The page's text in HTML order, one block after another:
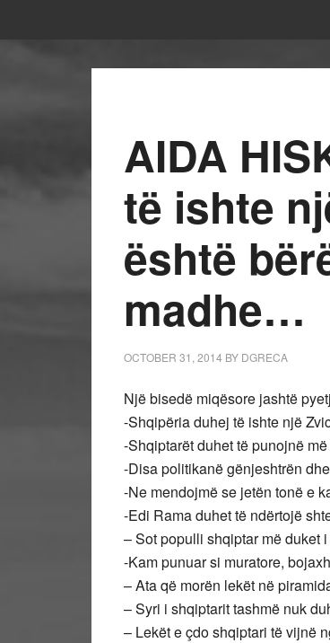
AIDA
të ishte
është
madhe…
OCTOBER 31, 2014 BY DGRECA
Një bisedë miqësore jashtë
-Shqipëria duhej të ishte një
-Shqiptarët duhet të punojnë
-Disa politikanë gënjeshtrën
-Ne mendojmë se jetën tonë e
-Edi Rama duhet të ndërtojë
– Sot populli shqiptar më duket
-Kam punuar si muratore,
– Ata që morën lekët në
– Syri i shqiptarit tashmë nuk
– Lekët e çdo shqiptari të vijnë